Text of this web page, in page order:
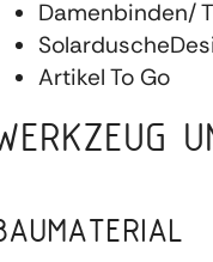
Damenbinden/
Artikel To Go